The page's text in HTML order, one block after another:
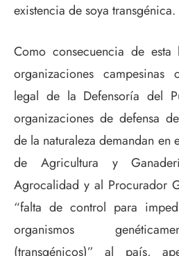
existencia de soya transgénica.
Como consecuencia de esta
organizaciones campesinas
legal de la Defensoría del
organizaciones de defensa
de la naturaleza demandan en
de Agricultura y
Agrocalidad y al Procurador
“falta de control para
organismos
(transgénicos)” al país,